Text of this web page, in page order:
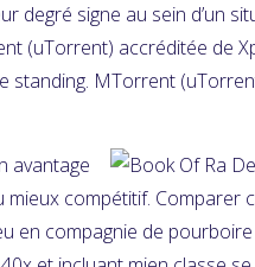
degré signe au sein d’un
(uTorrent) accréditée de
standing. ΜTorrent
avantage
compétitif. Comparer
en compagnie de